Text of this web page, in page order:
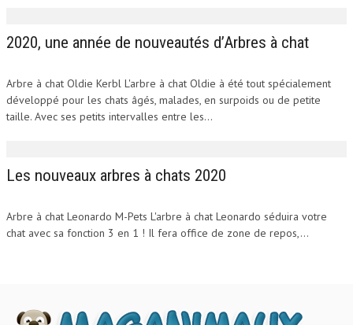
2020, une année de nouveautés d’Arbres à chat
Arbre à chat Oldie Kerbl L'arbre à chat Oldie à été tout spécialement
développé pour les chats âgés, malades, en surpoids ou de petite
taille. Avec ses petits intervalles entre les...
Les nouveaux arbres à chats 2020
Arbre à chat Leonardo M-Pets L'arbre à chat Leonardo séduira votre
chat avec sa fonction 3 en 1 ! Il fera office de zone de repos,...